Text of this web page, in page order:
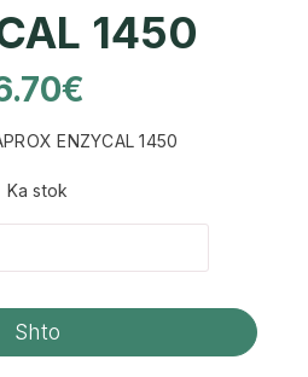
1450
€
ENZYCAL 1450
Ka stok
Shto